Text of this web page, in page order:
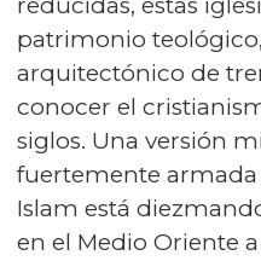
patrimonio
arquitectónico de
conocer el
siglos. Una versión
fuertemente armada
Islam está
en el Medio Oriente